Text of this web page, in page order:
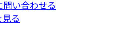
い合わせる
る